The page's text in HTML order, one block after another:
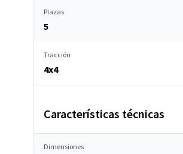
Plazas
5
Tracción
4x4
Características técnicas
Dimensiones